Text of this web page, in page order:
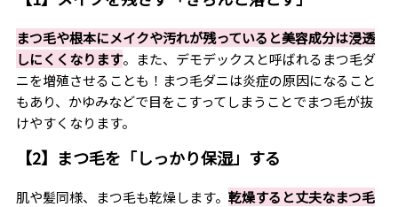
まつ毛や根本にメイクや汚れが残っていると美容成分は浸透
しにくくなります。また、デモデックスと呼ばれるまつ毛ダ
ニを増殖させることも！まつ毛ダニは炎症の原因になること
もあり、かゆみなどで目をこすってしまうことでまつ毛が抜
けやすくなります。
【2】まつ毛を「しっかり保湿」する
肌や髪同様、まつ毛も乾燥します。 乾燥すると丈夫なまつ毛